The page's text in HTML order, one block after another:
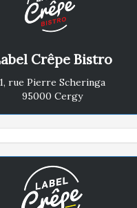
A
23 MARS
Crêpe Bistro
1, rue Pierre Scheringa
95000 Cergy